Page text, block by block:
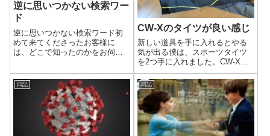
逆に思いつかない検索ワー
ド
逆に思いつかない検索ワード初
めて来てくださったお客様に
は、どこで知ったのかをお伺い
えは「 ネットで見ました」が多
いです。こんな答えを聞くと、
SNSも使ってはいますが全然投
稿してないので、若い人たち向
けにはSNSで...
CW-Xのタイツが良い感じ
新しい道具を手に入れるとやる
気が出る僕は、スポーツタイツ
を2つ手に入れました。CW-Xと
いうブランドで、そこそこのお
値段がしたはずです。今回は安
く手に入る機会があったのでお
願いしてありました。試しに履
いてみたのですが、今まで使っ
ていたものと...
日記 日記